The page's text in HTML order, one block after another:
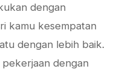
dengan
kamu kesempatan
dengan lebih baik.
dengan